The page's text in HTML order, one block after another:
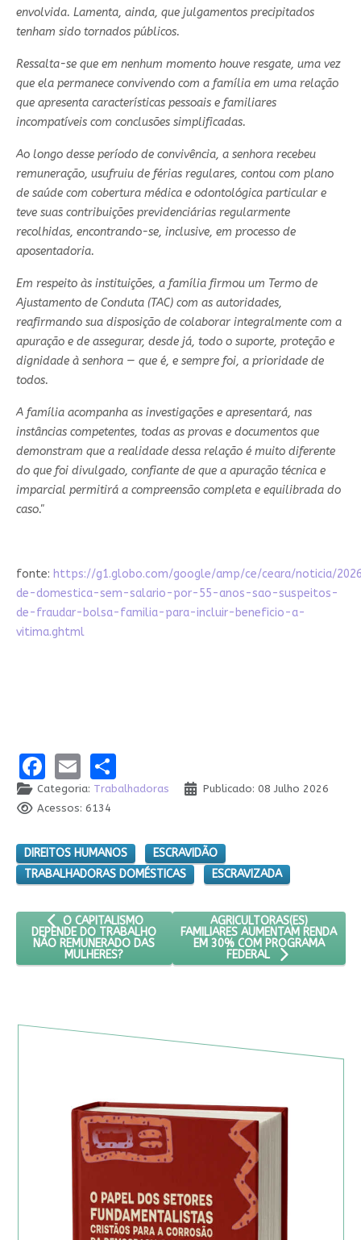
envolvida. Lamenta, ainda, que julgamentos precipitados
tenham sido tornados públicos.
Ressalta-se que em nenhum momento houve resgate, uma vez
que ela permanece convivendo com a família em uma relação
que apresenta características pessoais e familiares
incompatíveis com conclusões simplificadas.
Ao longo desse período de convivência, a senhora recebeu
remuneração, usufruiu de férias regulares, contou com plano
de saúde com cobertura médica e odontológica particular e
teve suas contribuições previdenciárias regularmente
recolhidas, encontrando-se, inclusive, em processo de
aposentadoria.
Em respeito às instituições, a família firmou um Termo de
Ajustamento de Conduta (TAC) com as autoridades,
reafirmando sua disposição de colaborar integralmente com a
apuração e de assegurar, desde já, todo o suporte, proteção e
dignidade à senhora — que é, e sempre foi, a prioridade de
todos.
A família acompanha as investigações e apresentará, nas
instâncias competentes, todas as provas e documentos que
demonstram que a realidade dessa relação é muito diferente
do que foi divulgado, confiante de que a apuração técnica e
imparcial permitirá a compreensão completa e equilibrada do
caso."
fonte: https://g1.globo.com/google/amp/ce/ceara/noticia/
de-domestica-sem-salario-por-55-anos-sao-suspeitos-
de-fraudar-bolsa-familia-para-incluir-beneficio-a-
vitima.ghtml
Facebook
EmailShare
Categoria: Trabalhadoras
Publicado: 08 Julho 2026
Acessos: 6134
DIREITOS HUMANOS
ESCRAVIDÃO
TRABALHADORAS DOMÉSTICAS
ESCRAVIZADA
ARTIGO ANTERIOR: O CAPITALISMO DEPENDE DO TRABALHO
O CAPITALISMO
DEPENDE DO TRABALHO
NÃO REMUNERADO DAS
MULHERES?
PRÓXIMO ARTIGO:
AGRICULTORAS(ES)
FAMILIARES AUMENTAM RENDA
EM 30% COM PROGRAMA
FEDERAL